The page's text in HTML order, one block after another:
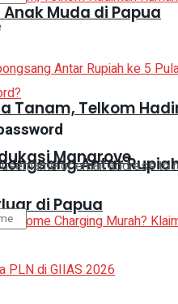
Muda di Papua
Antar
di Papua
Tanam, Telkom
Mangrove
or email address to